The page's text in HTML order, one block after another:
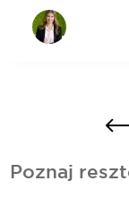
Już wkrótce na
uruchomiony
obecna w
Poznaj